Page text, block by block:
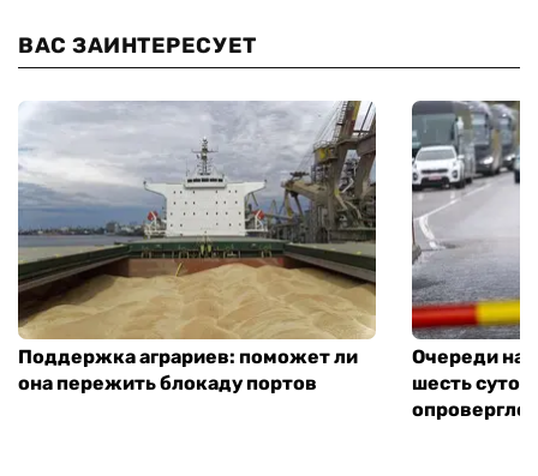
ВАС ЗАИНТЕРЕСУЕТ
Поддержка аграриев: поможет ли
она пережить блокаду портов
Очереди на
шесть
опровергло